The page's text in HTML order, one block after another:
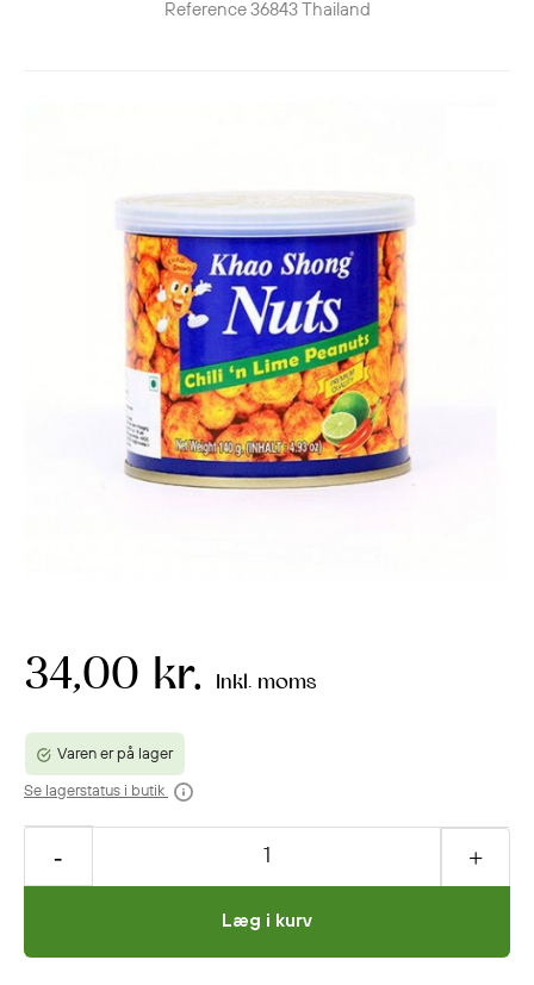
Reference36843Thailand
34,00 kr. Inkl. moms
Varen er på lager
Se lagerstatus i butik
Læg i kurv